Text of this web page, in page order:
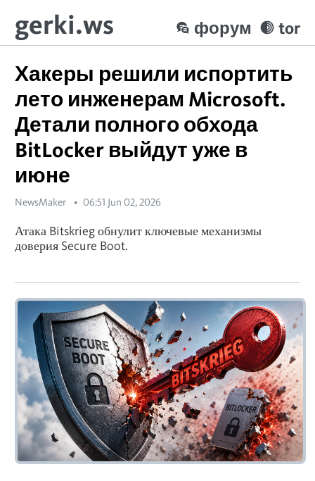
gerki.ws tor
форум
Хакеры решили испортить
лето инженерам Microsoft.
Детали полного обхода
BitLocker выйдут уже в
июне
NewsMaker 06:51 Jun 02, 2026
Атака Bitskrieg обнулит ключевые механизмы
доверия Secure Boot.